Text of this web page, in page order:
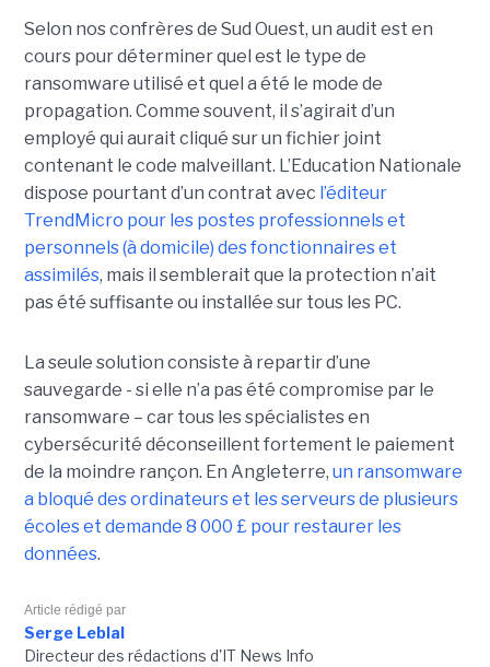
Selon nos confrères de Sud Ouest, un audit est en
cours pour déterminer quel est le type de
ransomware utilisé et quel a été le mode de
propagation. Comme souvent, il s’agirait d’un
employé qui aurait cliqué sur un fichier joint
contenant le code malveillant. L’Education Nationale
dispose pourtant d’un contrat avec l’éditeur
TrendMicro pour les postes professionnels et
personnels (à domicile) des fonctionnaires et
assimilés, mais il semblerait que la protection n’ait
pas été suffisante ou installée sur tous les PC.
La seule solution consiste à repartir d’une
sauvegarde - si elle n’a pas été compromise par le
ransomware – car tous les spécialistes en
cybersécurité déconseillent fortement le paiement
de la moindre rançon. En Angleterre, un ransomware
a bloqué des ordinateurs et les serveurs de plusieurs
écoles et demande 8 000 £ pour restaurer les
données.
Article rédigé par
Serge Leblal
Directeur des rédactions d'IT News Info